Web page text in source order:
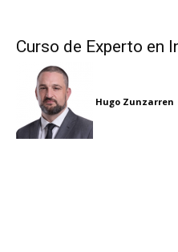
Curso de Experto en
Hugo Zunzarren